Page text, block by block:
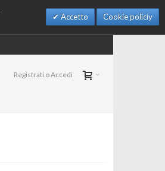
Accetto Cookie policiy
Registrati o Accedi